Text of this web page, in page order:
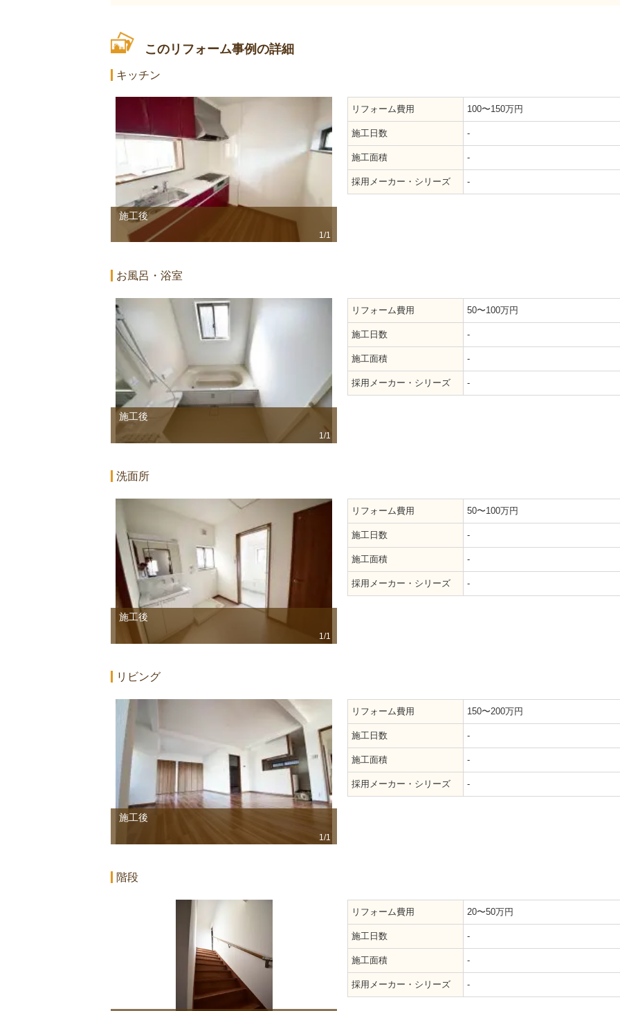
このリフォーム事例の詳細
キッチン
施工後
1/1
リフォーム費用 100〜150万円
施工日数 -
施工面積 -
採用メーカー・シリーズ -
お風呂・浴室
施工後
1/1
リフォーム費用 50〜100万円
施工日数 -
施工面積 -
採用メーカー・シリーズ -
洗面所
施工後
1/1
リフォーム費用 50〜100万円
施工日数 -
施工面積 -
採用メーカー・シリーズ -
リビング
施工後
1/1
リフォーム費用 150〜200万円
施工日数 -
施工面積 -
採用メーカー・シリーズ -
階段
リフォーム費用 20〜50万円
施工日数 -
施工面積 -
採用メーカー・シリーズ -